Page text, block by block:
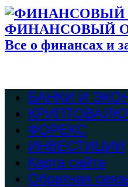
ФИНАНСОВЫЙ
Все о финансах и
БАНКИ И
ФОРЕКС
ИНВЕСТИЦИИ
Карта сайта
Обратная